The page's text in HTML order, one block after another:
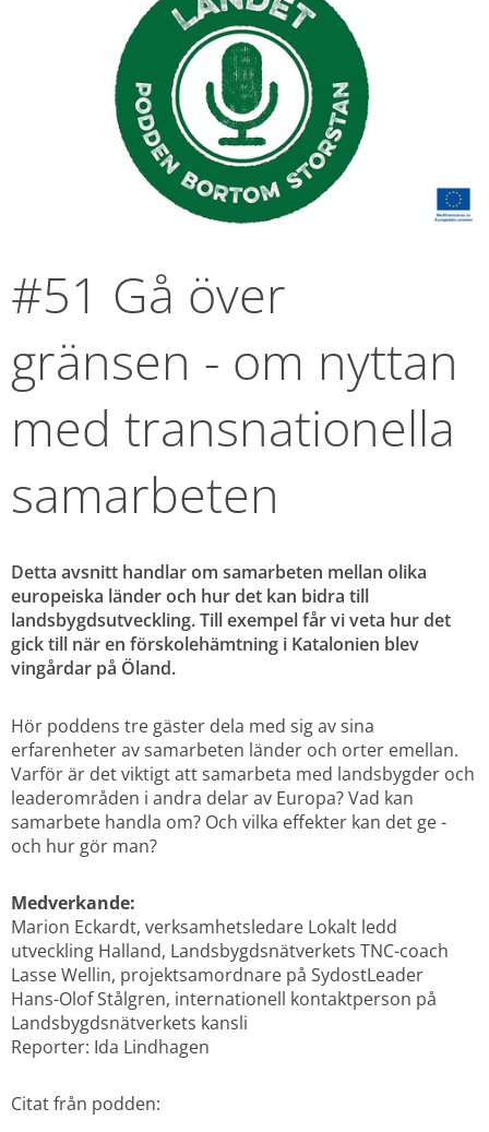
#51 Gå över
gränsen - om nyttan
med transnationella
samarbeten
Detta avsnitt handlar om samarbeten mellan olika
europeiska länder och hur det kan bidra till
landsbygdsutveckling. Till exempel får vi veta hur det
gick till när en förskolehämtning i Katalonien blev
vingårdar på Öland.
Hör poddens tre gäster dela med sig av sina
erfarenheter av samarbeten länder och orter emellan.
Varför är det viktigt att samarbeta med landsbygder och
leaderområden i andra delar av Europa? Vad kan
samarbete handla om? Och vilka effekter kan det ge -
och hur gör man?
Medverkande:
Marion Eckardt, verksamhetsledare Lokalt ledd
utveckling Halland, Landsbygdsnätverkets TNC-coach
Lasse Wellin, projektsamordnare på SydostLeader
Hans-Olof Stålgren, internationell kontaktperson på
Landsbygdsnätverkets kansli
Reporter: Ida Lindhagen
Citat från podden: